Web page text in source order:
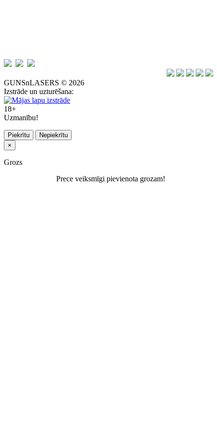
GUNSnLASERS © 2026
Izstrāde un uzturēšana:
18+
Uzmanību!
Piekrītu
Nepiekrītu
×
Grozs
Prece veiksmīgi pievienota grozam!